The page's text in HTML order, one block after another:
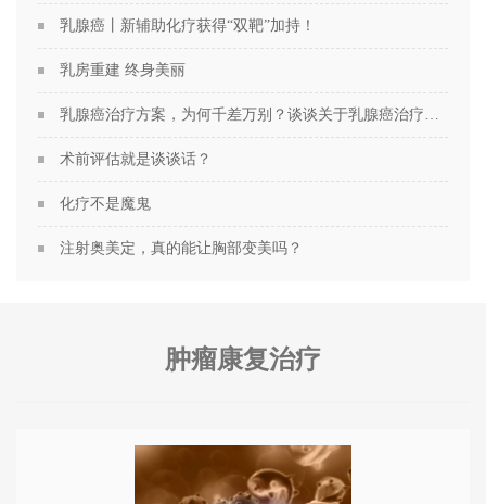
乳腺癌丨新辅助化疗获得“双靶”加持！
乳房重建 终身美丽
乳腺癌治疗方案，为何千差万别？谈谈关于乳腺癌治疗方案的个性化定制
术前评估就是谈谈话？
化疗不是魔鬼
注射奥美定，真的能让胸部变美吗？
肿瘤康复治疗